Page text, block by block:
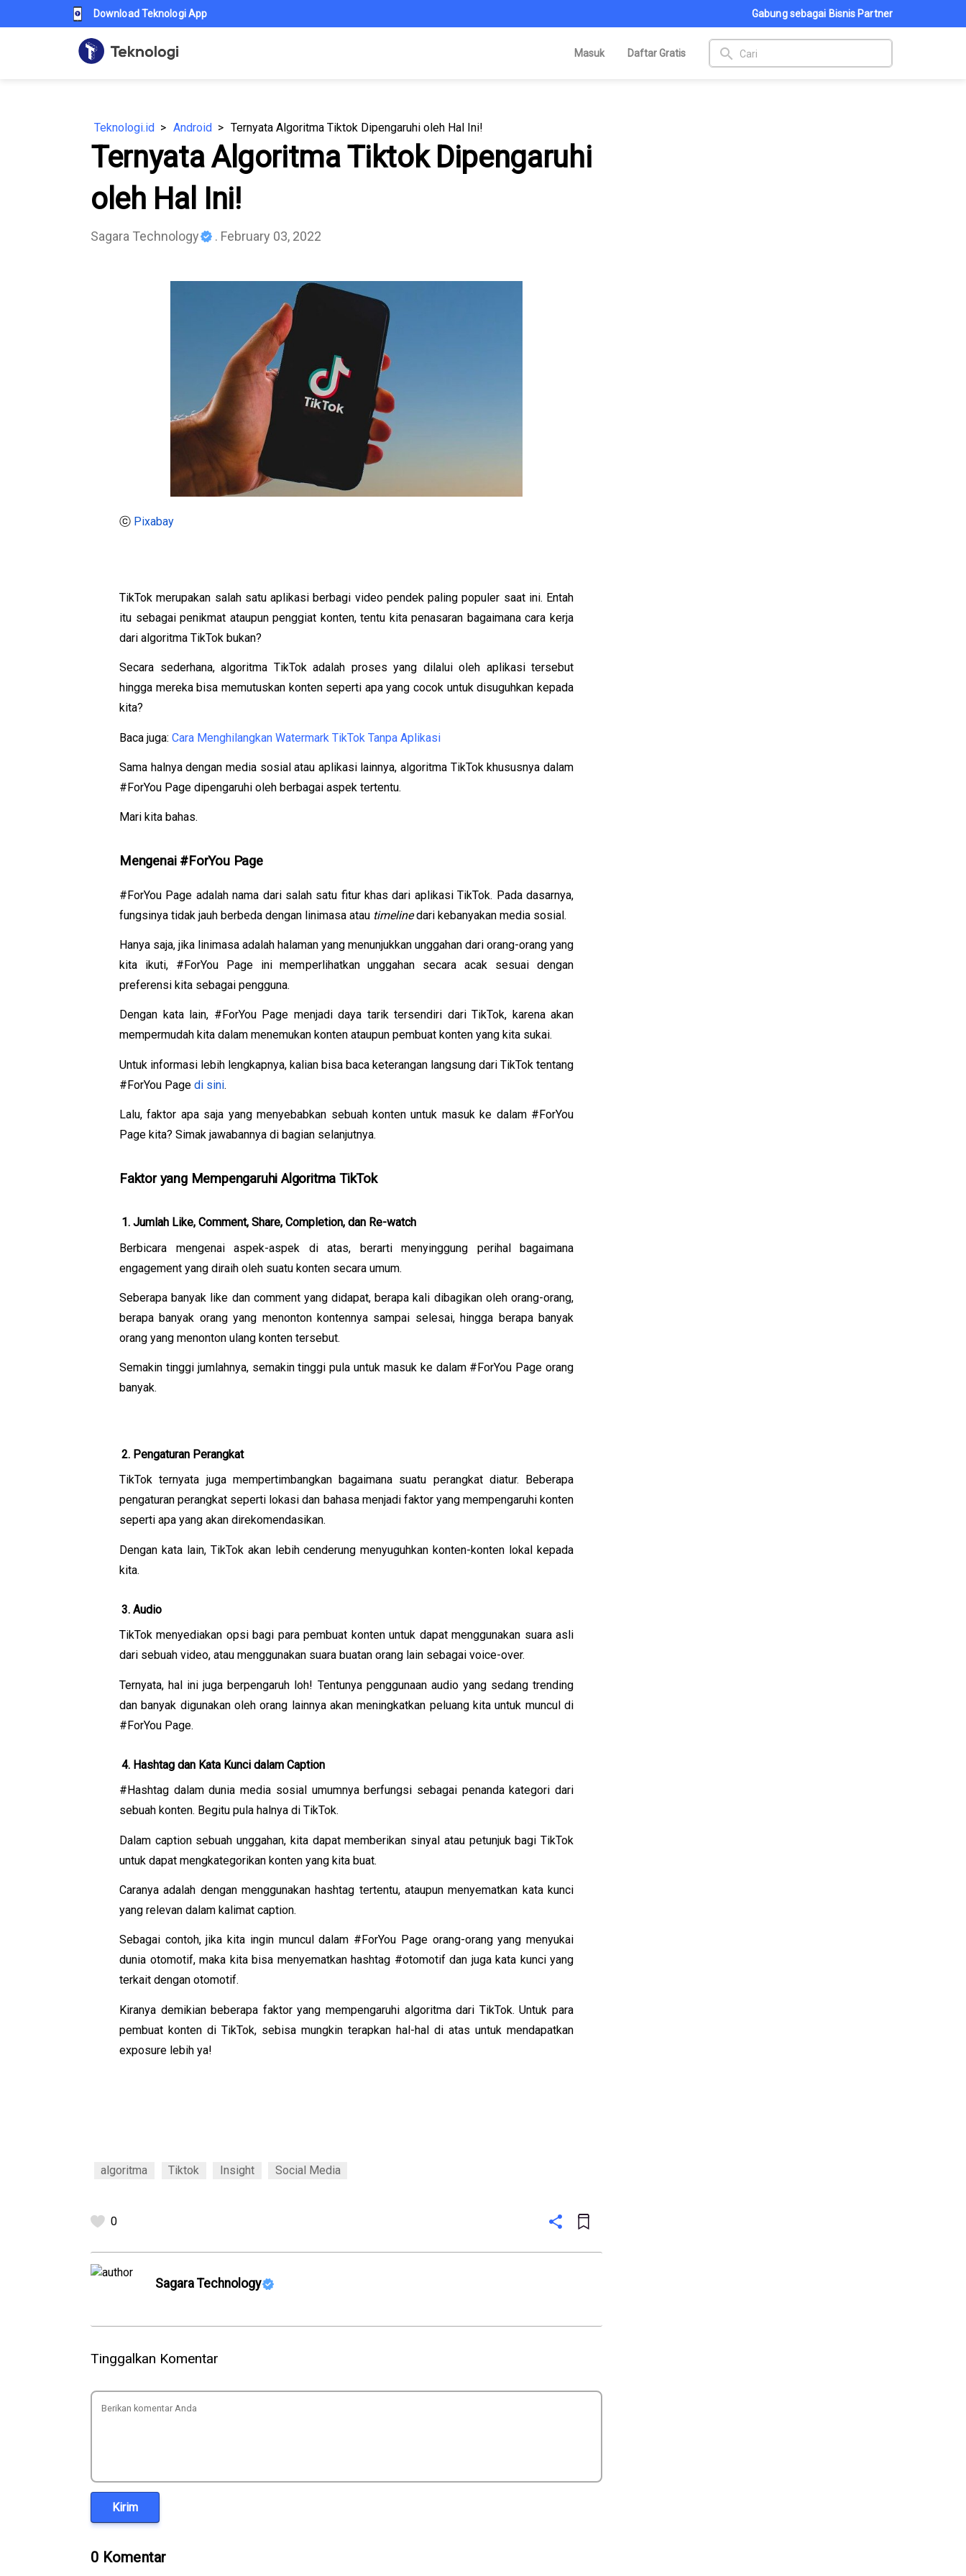
Download Teknologi App Gabung sebagai Bisnis Partner
Masuk Daftar Gratis search
Teknologi.id Android Ternyata Algoritma Tiktok Dipengaruhi oleh Hal Ini!
Ternyata Algoritma Tiktok Dipengaruhi
oleh Hal Ini!
Sagara Technology . February 03, 2022
ⓒ Pixabay
TikTok merupakan salah satu aplikasi berbagi video pendek paling populer saat ini. Entah
itu sebagai penikmat ataupun penggiat konten, tentu kita penasaran bagaimana cara kerja
dari algoritma TikTok bukan?
Secara sederhana, algoritma TikTok adalah proses yang dilalui oleh aplikasi tersebut
hingga mereka bisa memutuskan konten seperti apa yang cocok untuk disuguhkan kepada
kita?
Baca juga: Cara Menghilangkan Watermark TikTok Tanpa Aplikasi
Sama halnya dengan media sosial atau aplikasi lainnya, algoritma TikTok khususnya dalam
#ForYou Page dipengaruhi oleh berbagai aspek tertentu.
Mari kita bahas.
Mengenai #ForYou Page
#ForYou Page adalah nama dari salah satu fitur khas dari aplikasi TikTok. Pada dasarnya,
fungsinya tidak jauh berbeda dengan linimasa atau timeline dari kebanyakan media sosial.
Hanya saja, jika linimasa adalah halaman yang menunjukkan unggahan dari orang-orang yang
kita ikuti, #ForYou Page ini memperlihatkan unggahan secara acak sesuai dengan
preferensi kita sebagai pengguna.
Dengan kata lain, #ForYou Page menjadi daya tarik tersendiri dari TikTok, karena akan
mempermudah kita dalam menemukan konten ataupun pembuat konten yang kita sukai.
Untuk informasi lebih lengkapnya, kalian bisa baca keterangan langsung dari TikTok tentang
#ForYou Page di sini.
Lalu, faktor apa saja yang menyebabkan sebuah konten untuk masuk ke dalam #ForYou
Page kita? Simak jawabannya di bagian selanjutnya.
Faktor yang Mempengaruhi Algoritma TikTok
Jumlah Like, Comment, Share, Completion, dan Re-watch
Berbicara mengenai aspek-aspek di atas, berarti menyinggung perihal bagaimana
engagement yang diraih oleh suatu konten secara umum.
Seberapa banyak like dan comment yang didapat, berapa kali dibagikan oleh orang-orang,
berapa banyak orang yang menonton kontennya sampai selesai, hingga berapa banyak
orang yang menonton ulang konten tersebut.
Semakin tinggi jumlahnya, semakin tinggi pula untuk masuk ke dalam #ForYou Page orang
banyak.
Pengaturan Perangkat
TikTok ternyata juga mempertimbangkan bagaimana suatu perangkat diatur. Beberapa
pengaturan perangkat seperti lokasi dan bahasa menjadi faktor yang mempengaruhi konten
seperti apa yang akan direkomendasikan.
Dengan kata lain, TikTok akan lebih cenderung menyuguhkan konten-konten lokal kepada
kita.
Audio
TikTok menyediakan opsi bagi para pembuat konten untuk dapat menggunakan suara asli
dari sebuah video, atau menggunakan suara buatan orang lain sebagai voice-over.
Ternyata, hal ini juga berpengaruh loh! Tentunya penggunaan audio yang sedang trending
dan banyak digunakan oleh orang lainnya akan meningkatkan peluang kita untuk muncul di
#ForYou Page.
Hashtag dan Kata Kunci dalam Caption
#Hashtag dalam dunia media sosial umumnya berfungsi sebagai penanda kategori dari
sebuah konten. Begitu pula halnya di TikTok.
Dalam caption sebuah unggahan, kita dapat memberikan sinyal atau petunjuk bagi TikTok
untuk dapat mengkategorikan konten yang kita buat.
Caranya adalah dengan menggunakan hashtag tertentu, ataupun menyematkan kata kunci
yang relevan dalam kalimat caption.
Sebagai contoh, jika kita ingin muncul dalam #ForYou Page orang-orang yang menyukai
dunia otomotif, maka kita bisa menyematkan hashtag #otomotif dan juga kata kunci yang
terkait dengan otomotif.
Kiranya demikian beberapa faktor yang mempengaruhi algoritma dari TikTok. Untuk para
pembuat konten di TikTok, sebisa mungkin terapkan hal-hal di atas untuk mendapatkan
exposure lebih ya!
algoritma Tiktok Insight Social Media
0
Sagara Technology
Tinggalkan Komentar
Kirim
0 Komentar